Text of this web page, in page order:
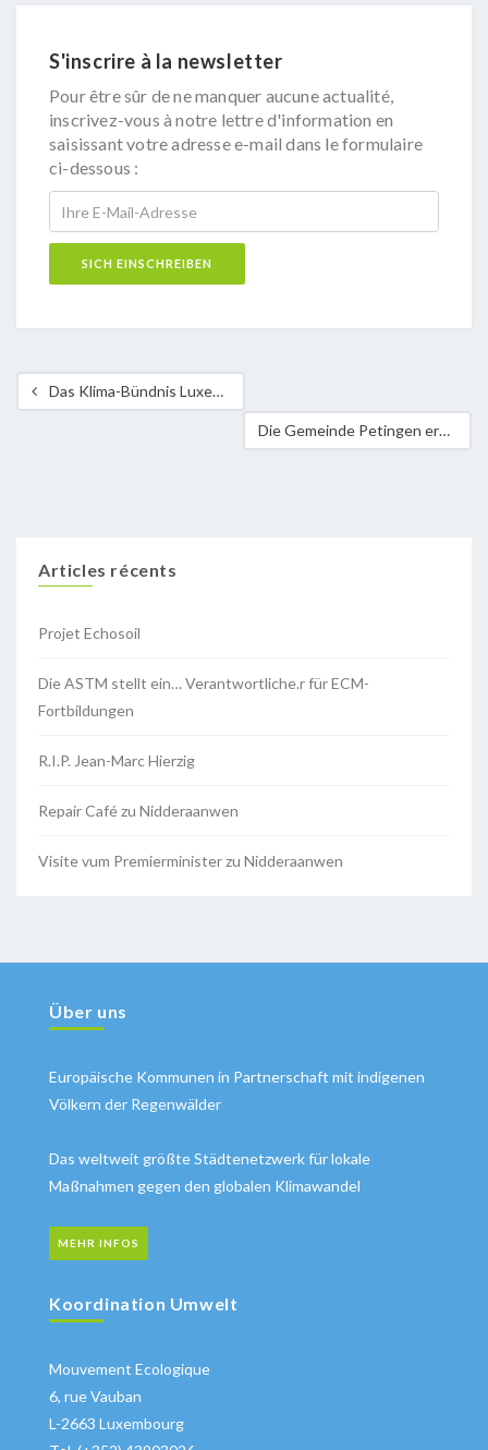
S'inscrire à la newsletter
Pour être sûr de ne manquer aucune actualité,
inscrivez-vous à notre lettre d'information en
saisissant votre adresse e-mail dans le formulaire
ci-dessous :
Das Klima-Bündnis Luxemburg unterbreitet Wirtschafts- und Energieminister Lex Delles seine Forderungen für die nächsten 5 Jahre
Die Gemeinde Petingen erhält Urkunde für langjähriges Engagement im Klimaschutz
Articles récents
Projet Echosoil
Die ASTM stellt ein… Verantwortliche.r für ECM-
Fortbildungen
R.I.P. Jean-Marc Hierzig
Repair Café zu Nidderaanwen
Visite vum Premierminister zu Nidderaanwen
Über uns
Europäische Kommunen in Partnerschaft mit indigenen
Völkern der Regenwälder
Das weltweit größte Städtenetzwerk für lokale
Maßnahmen gegen den globalen Klimawandel
MEHR INFOS
Koordination Umwelt
Mouvement Ecologique
6, rue Vauban
L-2663 Luxembourg